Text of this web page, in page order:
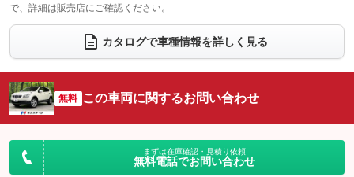
ウォークスルー
：装備なし
電動リアゲート フロントカメラ
：装備なし
：装備なし ：装備なし
サイドカメラ
：装備なし ルーフレール
：装備なし
：装備なし
：装備なし
で、詳細は販売店にご確認ください。
カタログで車種情報を詳しく見る
無料 この車両に関するお問い合わせ
まずは在庫確認・見積り依頼
無料電話でお問い合わせ